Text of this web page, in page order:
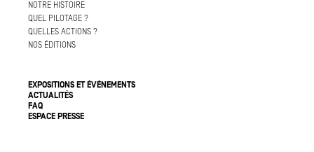
NOTRE HISTOIRE
QUEL PILOTAGE ?
QUELLES ACTIONS ?
NOS ÉDITIONS
EXPOSITIONS ET ÉVÉNEMENTS
ACTUALITÉS
FAQ
ESPACE PRESSE